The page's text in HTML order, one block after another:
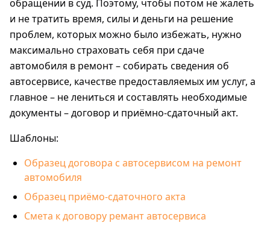
обращении в суд. Поэтому, чтобы потом не жалеть
и не тратить время, силы и деньги на решение
проблем, которых можно было избежать, нужно
максимально страховать себя при сдаче
автомобиля в ремонт – собирать сведения об
автосервисе, качестве предоставляемых им услуг, а
главное – не лениться и составлять необходимые
документы – договор и приёмно-сдаточный акт.
Шаблоны:
Образец договора с автосервисом на ремонт
автомобиля
Образец приёмо-сдаточного акта
Смета к договору ремант автосервиса